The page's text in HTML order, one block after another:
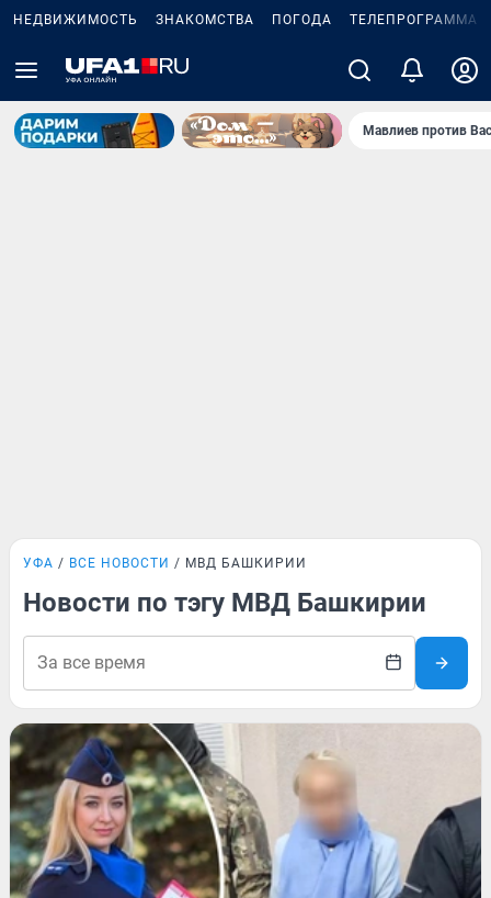
НЕДВИЖИМОСТЬ ЗНАКОМСТВА ПОГОДА ТЕЛЕПРОГРАММА
Мавлиев против
УФА ВСЕ НОВОСТИ МВД БАШКИРИИ
Новости по тэгу МВД Башкирии